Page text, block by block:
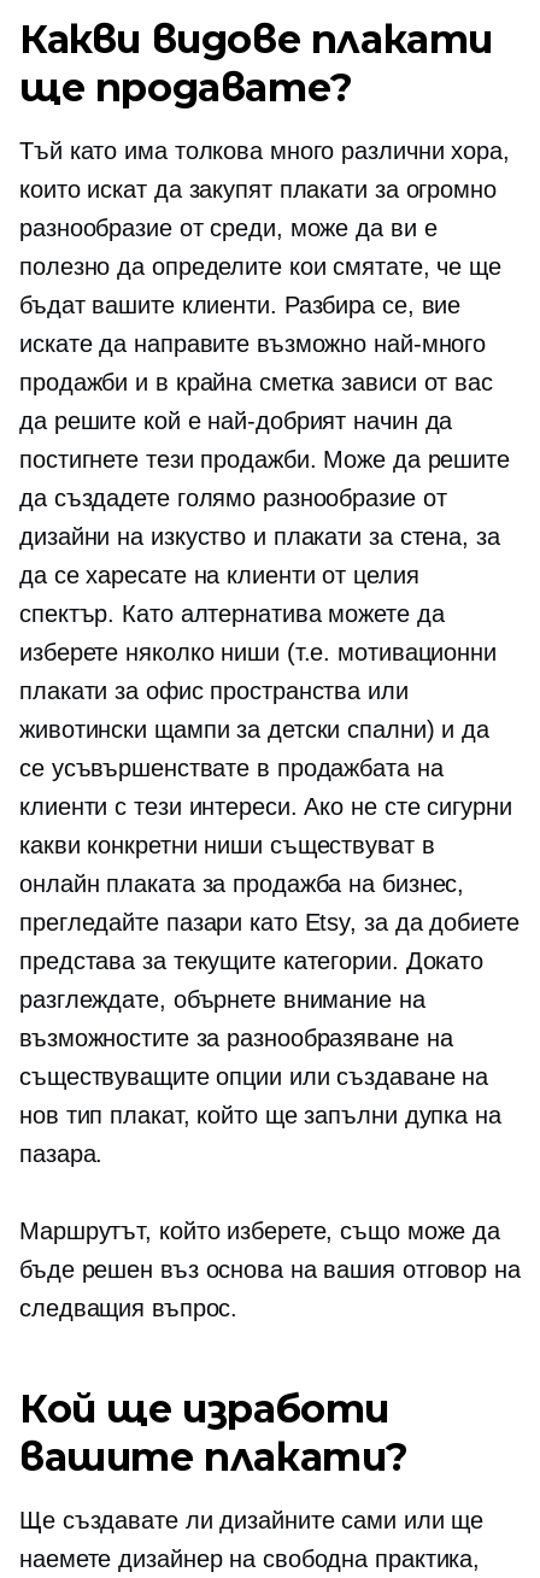
Какви видове плакати
ще продавате?
Тъй като има толкова много различни хора,
които искат да закупят плакати за огромно
разнообразие от среди, може да ви е
полезно да определите кои смятате, че ще
бъдат вашите клиенти. Разбира се, вие
искате да направите възможно най-много
продажби и в крайна сметка зависи от вас
да решите кой е най-добрият начин да
постигнете тези продажби. Може да решите
да създадете голямо разнообразие от
дизайни на изкуство и плакати за стена, за
да се харесате на клиенти от целия
спектър. Като алтернатива можете да
изберете няколко ниши (т.е. мотивационни
плакати за офис пространства или
животински щампи за детски спални) и да
се усъвършенствате в продажбата на
клиенти с тези интереси. Ако не сте сигурни
какви конкретни ниши съществуват в
онлайн плаката за продажба на бизнес,
прегледайте пазари като Etsy, за да добиете
представа за текущите категории. Докато
разглеждате, обърнете внимание на
възможностите за разнообразяване на
съществуващите опции или създаване на
нов тип плакат, който ще запълни дупка на
пазара.
Маршрутът, който изберете, също може да
бъде решен въз основа на вашия отговор на
следващия въпрос.
Кой ще изработи
вашите плакати?
Ще създавате ли дизайните сами или ще
наемете дизайнер на свободна практика,